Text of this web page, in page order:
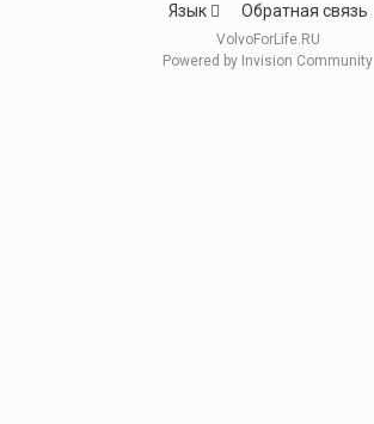
Язык Обратная связь
VolvoForLife.RU
Powered by Invision Community